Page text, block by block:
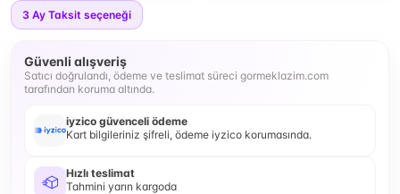
3 Ay Taksit seçeneği
Güvenli alışveriş
Satıcı doğrulandı, ödeme ve teslimat süreci gormeklazim.com
tarafından koruma altında.
iyzico güvenceli ödeme
Kart bilgileriniz şifreli, ödeme iyzico korumasında.
Hızlı teslimat
Tahmini yarın kargoda